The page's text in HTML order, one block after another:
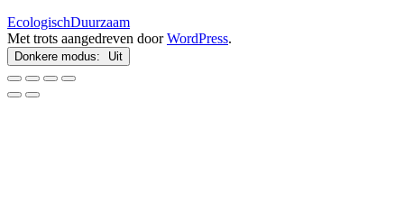
EcologischDuurzaam
Met trots aangedreven doorWordPress.
Donkere modus: